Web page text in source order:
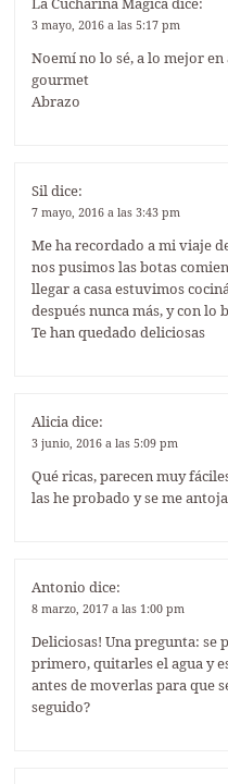
3 mayo, 2016 a las 5:17 pm
Noemí no lo sé, a lo mejor
gourmet
Abrazo
Sildice:
7 mayo, 2016 a las 3:43 pm
Me ha recordado a mi viaje
nos pusimos las botas
llegar a casa estuvimos
después nunca más, y con lo
Te han quedado deliciosas
Aliciadice:
3 junio, 2016 a las 5:09 pm
Qué ricas, parecen muy
las he probado y se me
Antonio dice:
8 marzo, 2017 a las 1:00 pm
Deliciosas! Una pregunta: se
primero, quitarles el agua y
antes de moverlas para que
seguido?